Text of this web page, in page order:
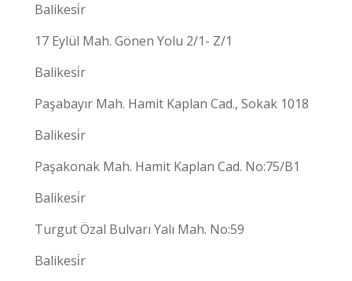
Balikesi̇r
17 Eylül Mah. Gönen Yolu 2/1- Z/1
Balikesi̇r
Paşabayır Mah. Hamit Kaplan Cad., Sokak 1018
Balikesi̇r
Paşakonak Mah. Hamit Kaplan Cad. No:75/B1
Balikesi̇r
Turgut Özal Bulvarı Yalı Mah. No:59
Balikesi̇r